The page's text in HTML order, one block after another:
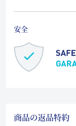
安全
商品の返品特約